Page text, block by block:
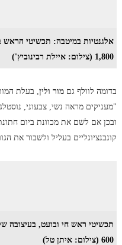
1,800 (צילום: איילת רבינוביץ')
בדומה לוולף גם מור ולין, בעלת
"מעניקים מראה נשי, צבעוני,
ובכן אם לשם את מכוונת ביום
קונבנציונליים בעליל ולשבור את
600 (צילום: איתן טל)